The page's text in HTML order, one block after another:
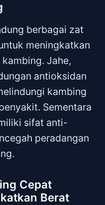
berbagai zat
meningkatkan
Jahe,
antioksidan
kambing
Sementara
sifat anti-
peradangan
Cepat
Berat